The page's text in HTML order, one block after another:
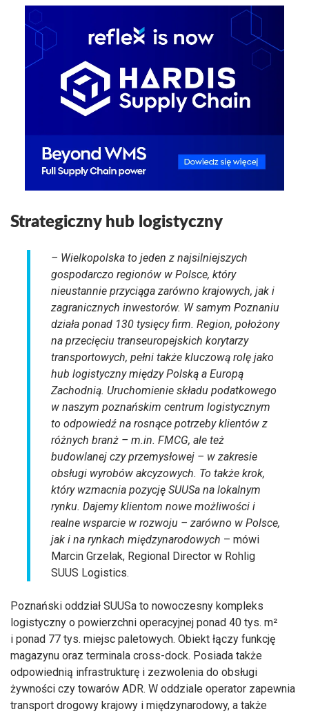
Strategiczny hub logistyczny
– Wielkopolska to jeden z najsilniejszych
gospodarczo regionów w Polsce, który
nieustannie przyciąga zarówno krajowych, jak i
zagranicznych inwestorów. W samym Poznaniu
działa ponad 130 tysięcy firm. Region, położony
na przecięciu transeuropejskich korytarzy
transportowych, pełni także kluczową rolę jako
hub logistyczny między Polską a Europą
Zachodnią. Uruchomienie składu podatkowego
w naszym poznańskim centrum logistycznym
to odpowiedź na rosnące potrzeby klientów z
różnych branż – m.in. FMCG, ale też
budowlanej czy przemysłowej – w zakresie
obsługi wyrobów akcyzowych. To także krok,
który wzmacnia pozycję SUUSa na lokalnym
rynku. Dajemy klientom nowe możliwości i
realne wsparcie w rozwoju – zarówno w Polsce,
jak i na rynkach międzynarodowych – mówi
Marcin Grzelak, Regional Director w Rohlig
SUUS Logistics.
Poznański oddział SUUSa to nowoczesny kompleks
logistyczny o powierzchni operacyjnej ponad 40 tys. m²
i ponad 77 tys. miejsc paletowych. Obiekt łączy funkcję
magazynu oraz terminala cross-dock. Posiada także
odpowiednią infrastrukturę i zezwolenia do obsługi
żywności czy towarów ADR. W oddziale operator zapewnia
transport drogowy krajowy i międzynarodowy, a także